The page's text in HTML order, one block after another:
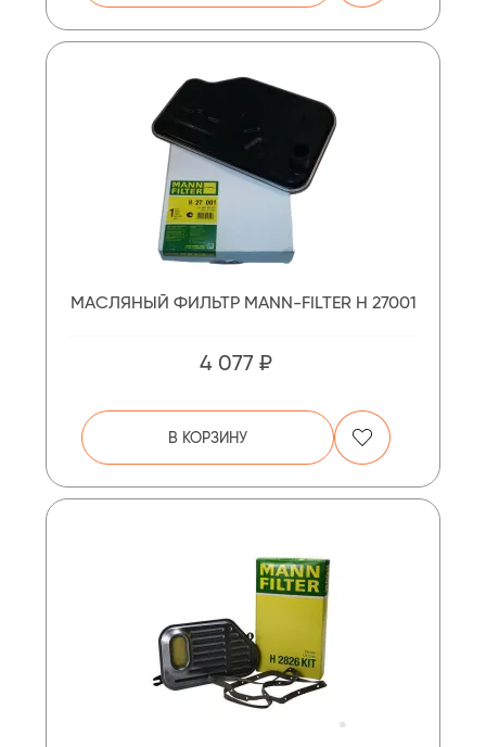
МАСЛЯНЫЙ ФИЛЬТР MANN-FILTER H 27001
4 077 ₽
В КОРЗИНУ